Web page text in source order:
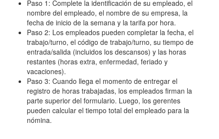
Paso 1: Complete la identificación de su empleado, el
nombre del empleado, el nombre de su empresa, la
fecha de inicio de la semana y la tarifa por hora.
Paso 2: Los empleados pueden completar la fecha, el
trabajo/turno, el código de trabajo/turno, su tiempo de
entrada/salida (incluidos los descansos) y las horas
restantes (horas extra, enfermedad, feriado y
vacaciones).
Paso 3: Cuando llega el momento de entregar el
registro de horas trabajadas, los empleados firman la
parte superior del formulario. Luego, los gerentes
pueden calcular el tiempo total del empleado para la
nómina.